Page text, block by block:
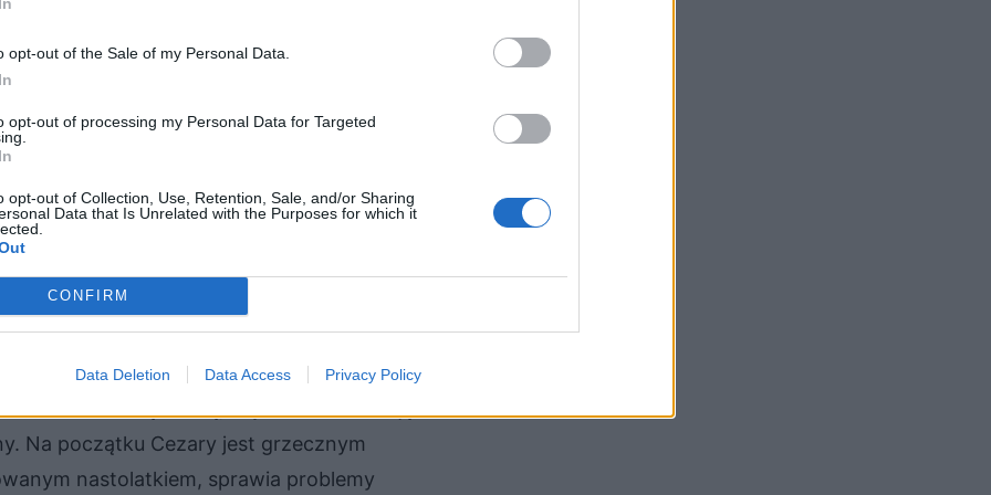
opt-out of the Sale of my Personal Data.
opt-out of processing my Personal Data for Targeted
opt-out of Collection, Use, Retention, Sale, and/or Sharing
Data that Is Unrelated with the Purposes for which it
CONFIRM
Data Deletion Data Access Privacy Policy
miasto i jego obraz. Akcja dzieła rozpoczyna
Baryki. Można je właściwie nazwać jego
Polskę znał jedynie z opowieści swojego
– na początku Baku jest piękne i bogate,
złożom ropy naftowej. W wyniku
ulice spłynęły krwią mordowanych
się ono w niebezpieczne ruiny. Miasto
Na początku Cezary jest grzecznym
nastolatkiem, sprawia problemy